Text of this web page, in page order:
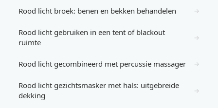
Rood licht broek: benen en bekken behandelen →
Rood licht gebruiken in een tent of blackout
ruimte
→
Rood licht gecombineerd met percussie massager →
Rood licht gezichtsmasker met hals: uitgebreide
dekking
→